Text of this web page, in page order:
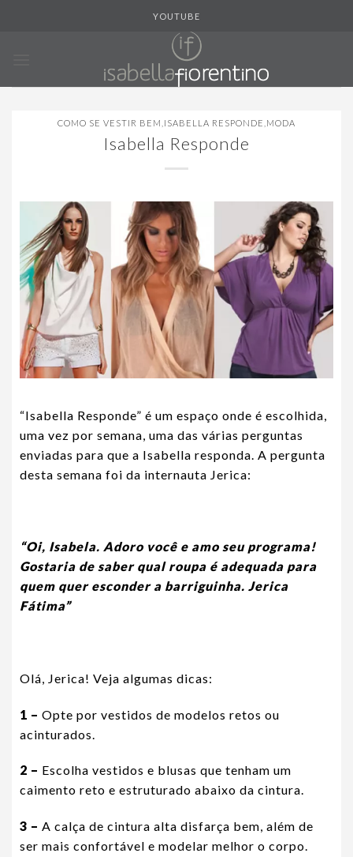
YOUTUBE
COMO SE VESTIR BEM ISABELLA RESPONDE MODA
Isabella Responde
“Isabella Responde” é um espaço onde é escolhida,
uma vez por semana, uma das várias perguntas
enviadas para que a Isabella responda. A pergunta
desta semana foi da internauta Jerica:
“Oi, Isabela. Adoro você e amo seu programa!
Gostaria de saber qual roupa é adequada para
quem quer esconder a barriguinha. Jerica
Fátima”
Olá, Jerica! Veja algumas dicas:
1 – Opte por vestidos de modelos retos ou
acinturados.
2 – Escolha vestidos e blusas que tenham um
caimento reto e estruturado abaixo da cintura.
3 – A calça de cintura alta disfarça bem, além de
ser mais confortável e modelar melhor o corpo.